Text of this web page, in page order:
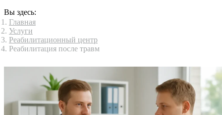
Вы здесь:
Главная
Услуги
Реабилитационный центр
Реабилитация после травм